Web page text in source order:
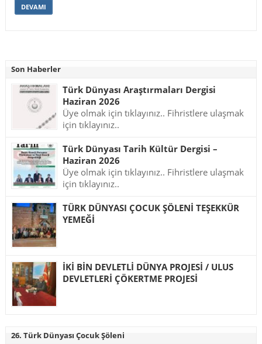
DEVAMI
Son Haberler
Türk Dünyası Araştırmaları Dergisi
Haziran 2026
Üye olmak için tıklayınız.. Fihristlere ulaşmak
için tıklayınız..
Türk Dünyası Tarih Kültür Dergisi –
Haziran 2026
Üye olmak için tıklayınız.. Fihristlere ulaşmak
için tıklayınız..
TÜRK DÜNYASI ÇOCUK ŞÖLENİ TEŞEKKÜR
YEMEĞİ
İKİ BİN DEVLETLİ DÜNYA PROJESİ / ULUS
DEVLETLERİ ÇÖKERTME PROJESİ
26. Türk Dünyası Çocuk Şöleni